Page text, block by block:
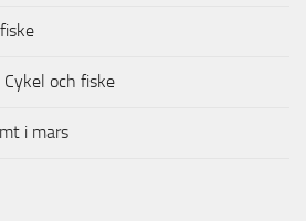
Cykel och fiske
i mars